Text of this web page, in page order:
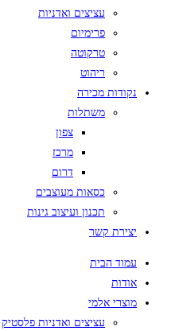
עציצים ואדניות
פרימיום
טרקוטה
ריהוט
נקודות מכירה
משתלות
צפון
מרכז
דרום
כסאות מעוצבים
תכנון ועיצוב גינות
יצירת קשר
עמוד הבית
אודות
מוצרי אלמי
עציצים ואדניות פלסטיק